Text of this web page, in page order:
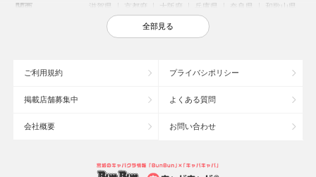
関西 滋賀県 京都府 大阪府 兵庫県 奈良県 和歌山県
鳥取県 島根県 岡山県 広島県
沖縄県
大宮のキャバクラ 六本木のキャバクラ
全部見る
ご利用規約 プライバシポリシー
掲載店舗募集中 よくある質問
会社概要 お問い合わせ